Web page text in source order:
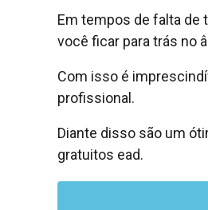
Em tempos de falta de
você ficar para trás no
Com isso é
profissional.
Diante disso são um
gratuitos ead.